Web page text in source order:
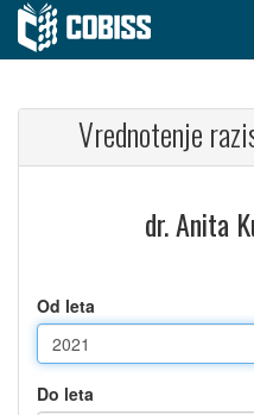
Vrednotenje
dr. Anita
Od leta
Do leta